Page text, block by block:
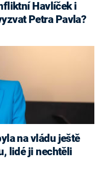
Petra Pavla?
na vládu ještě
lidé ji nechtěli